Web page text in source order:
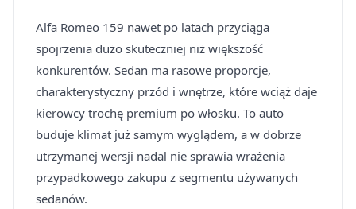
Alfa Romeo 159 nawet po latach przyciąga
spojrzenia dużo skuteczniej niż większość
konkurentów. Sedan ma rasowe proporcje,
charakterystyczny przód i wnętrze, które wciąż daje
kierowcy trochę premium po włosku. To auto
buduje klimat już samym wyglądem, a w dobrze
utrzymanej wersji nadal nie sprawia wrażenia
przypadkowego zakupu z segmentu używanych
sedanów.